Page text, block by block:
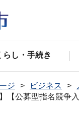
らし・手続き
ジ ビジネス
【公募型指名競争